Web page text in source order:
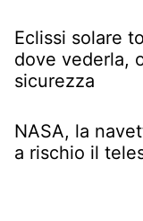
Eclissi solare
dove vederla,
sicurezza
NASA, la
a rischio il